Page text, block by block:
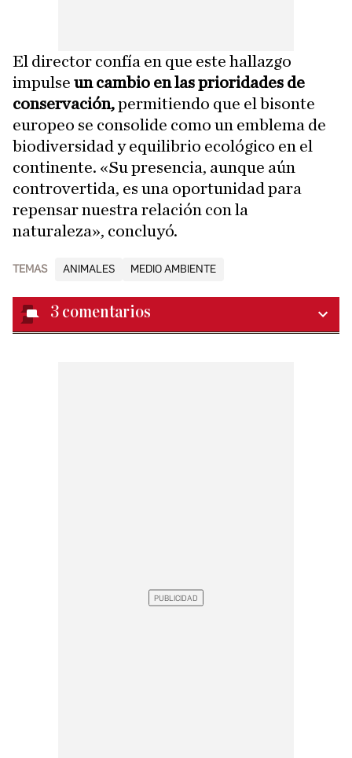
El director confía en que este hallazgo
impulse un cambio en las prioridades de
conservación,permitiendo que el bisonte
europeo se consolide como un emblema de
biodiversidad y equilibrio ecológico en el
continente. «Su presencia, aunque aún
controvertida, es una oportunidad para
repensar nuestra relación con la
naturaleza», concluyó.
TEMAS ANIMALES MEDIO AMBIENTE
3 comentarios